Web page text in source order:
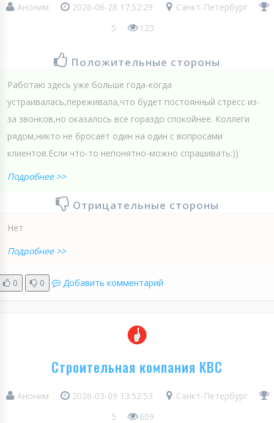
Аноним 2026-06-28 17:52:29
Санкт-Петербург
5
123
Положительные стороны
Работаю здесь уже больше года-когда
устраивалась,переживала,что будет постоянный стресс из-
за звонков,но оказалось все гораздо спокойнее. Коллеги
рядом,никто не бросает один на один с вопросами
клиентов.Если что-то непонятно-можно спрашивать:))
Подробнее >>
Отрицательные стороны
Нет
Подробнее >>
0 0 Добавить комментарий
Строительная компания КВС
Аноним 2026-03-09 13:52:53
Санкт-Петербург
5
609